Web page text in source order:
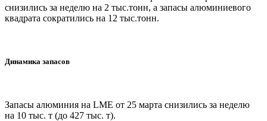
снизились за неделю на 2 тыс.тонн, а запасы алюминиевого
квадрата сократились на 12 тыс.тонн.
Динамика запасов
Запасы алюминия на LME от 25 марта снизились за неделю
на 10 тыс. т (до 427 тыс. т).